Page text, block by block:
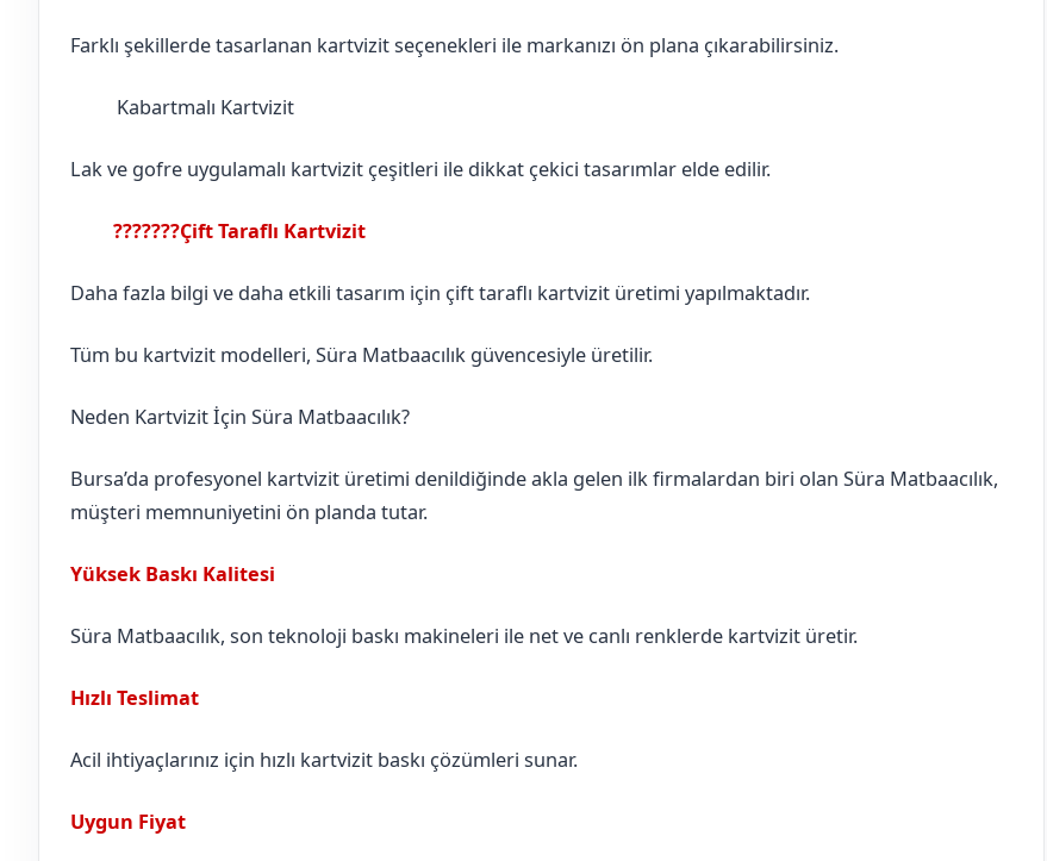
Farklı şekillerde tasarlanan kartvizit seçenekleri ile markanızı ön plana çıkarabilirsiniz.
Kabartmalı Kartvizit
Lak ve gofre uygulamalı kartvizit çeşitleri ile dikkat çekici tasarımlar elde edilir.
???????Çift Taraflı Kartvizit
Daha fazla bilgi ve daha etkili tasarım için çift taraflı kartvizit üretimi yapılmaktadır.
Tüm bu kartvizit modelleri, Süra Matbaacılık güvencesiyle üretilir.
Neden Kartvizit İçin Süra Matbaacılık?
Bursa’da profesyonel kartvizit üretimi denildiğinde akla gelen ilk firmalardan biri olan Süra Matbaacılık,
müşteri memnuniyetini ön planda tutar.
Yüksek Baskı Kalitesi
Süra Matbaacılık, son teknoloji baskı makineleri ile net ve canlı renklerde kartvizit üretir.
Hızlı Teslimat
Acil ihtiyaçlarınız için hızlı kartvizit baskı çözümleri sunar.
Uygun Fiyat